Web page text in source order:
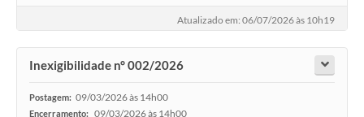
Atualizado em: 06/07/2026 às 10h19
Inexigibilidade n° 002/2026
Postagem: 09/03/2026 às 14h00
Encerramento: 09/03/2026 às 14h00